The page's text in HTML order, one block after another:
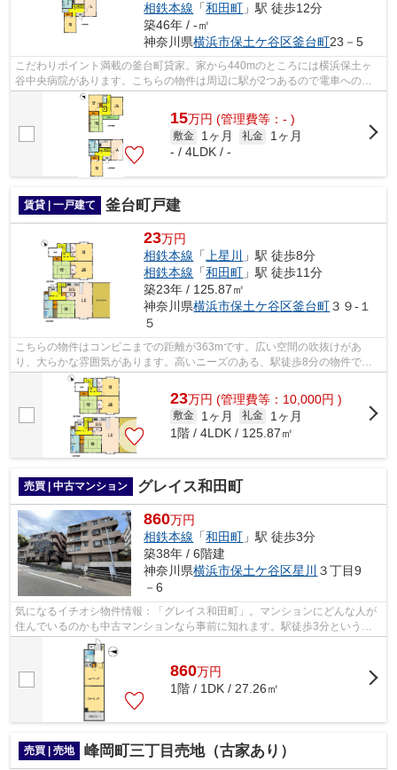
相鉄本線 「和田町 」駅 徒歩12分
築46年 / -㎡
神奈川県横浜市保土ケ谷区釜台町23－5
こだわりポイント満載の釜台町貸家。家から440mのところには横浜保土ヶ
谷中央病院があります。こちらの物件は周辺に駅が2つあるので電車へのア
クセスが便利な物件です。こちらは一戸建...
15万円 (管理費等：- )
敷金 1ヶ月 礼金
1ヶ月
- / 4LDK / -
賃貸 | 一戸建て 釜台町戸建
23万円
相鉄本線 「 上星川
」駅 徒歩8分
相鉄本線 「和田町 」駅 徒歩11分
築23年 / 125.87㎡
神奈川県横浜市保土ケ谷区釜台町３９-１
５
こちらの物件はコンビニまでの距離が363mです。広い空間の吹抜けがあ
り、大らかな雰囲気があります。高いニーズのある、駅徒歩8分の物件で
す。お使いいただける駅は2駅あり、行き先に...
23万円 (管理費等：10,000円 )
敷金 1ヶ月 礼金
1ヶ月
1階 / 4LDK / 125.87㎡
売買 | 中古マンション グレイス和田町
860万円
相鉄本線 「和田町 」駅 徒歩3分
築38年 / 6階建
神奈川県横浜市保土ケ谷区星川 ３丁目9
－6
気になるイチオシ物件情報：「グレイス和田町」。マンションにどんな人が
住んでいるのかも中古マンションなら事前に知れます。駅徒歩3分という立
地が魅力的な物件です。工藤不動産がご...
860万円
1階 / 1DK / 27.26㎡
売買 | 売地 峰岡町三丁目売地（古家あり）